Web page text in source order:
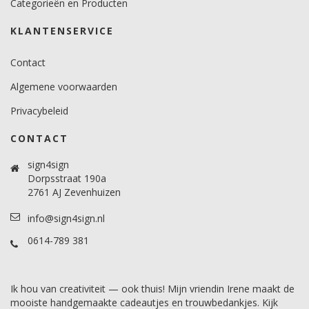
Categorieën en Producten
KLANTENSERVICE
Contact
Algemene voorwaarden
Privacybeleid
CONTACT
sign4sign
Dorpsstraat 190a
2761 AJ Zevenhuizen
info@sign4sign.nl
0614-789 381
Ik hou van creativiteit — ook thuis! Mijn vriendin Irene maakt de
mooiste handgemaakte cadeautjes en trouwbedankjes. Kijk